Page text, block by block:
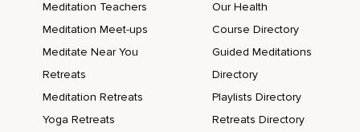
Que te conectes contigo mismo.
Te conviertes en un maestro.
El dominio sobre sí mismo.
Meditation Teachers
Meditation Meet-ups
Meditate Near You
Retreats
Meditation Retreats
Yoga Retreats
Our Health
Course Directory
Guided Meditations
Directory
Playlists Directory
Retreats Directory